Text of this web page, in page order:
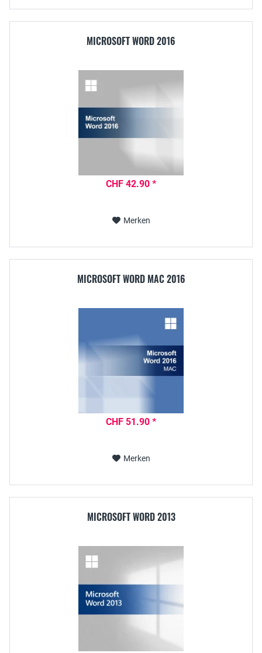
MICROSOFT WORD 2016
CHF 42.90 *
Merken
MICROSOFT WORD MAC 2016
CHF 51.90 *
Merken
MICROSOFT WORD 2013